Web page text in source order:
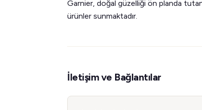
Garnier, doğal güzelliği ön planda
ürünler sunmaktadır.
İletişim ve Bağlantılar